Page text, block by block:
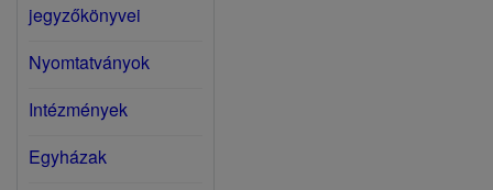
jegyzőkönyvei
Nyomtatványok
Intézmények
Egyházak